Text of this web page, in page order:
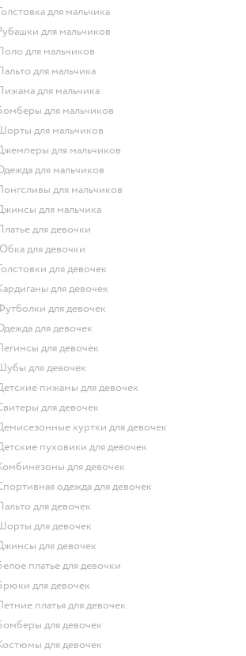
Толстовка для мальчика
Рубашки для мальчиков
Поло для мальчиков
Пальто для мальчика
Пижама для мальчика
Бомберы для мальчиков
Шорты для мальчиков
Джемперы для мальчиков
Одежда для мальчиков
Лонгсливы для мальчиков
Джинсы для мальчика
Платье для девочки
Юбка для девочки
Толстовки для девочек
Кардиганы для девочек
Футболки для девочек
Одежда для девочек
Легинсы для девочек
Шубы для девочек
Детские пижамы для девочек
Свитеры для девочек
Демисезонные куртки для девочек
Детские пуховики для девочек
Комбинезоны для девочек
Спортивная одежда для девочек
Пальто для девочек
Шорты для девочек
Джинсы для девочек
Белое платье для девочки
Брюки для девочек
Летние платья для девочек
Бомберы для девочек
Костюмы для девочек